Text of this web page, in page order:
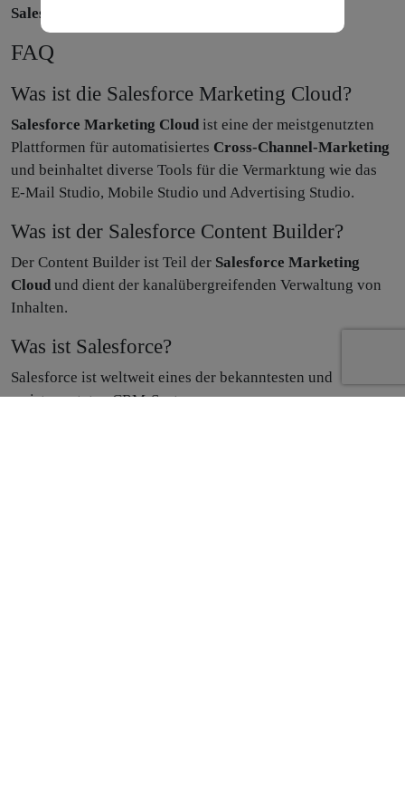
Salesforce Marketing Cloud
FAQ
Was ist die Salesforce Marketing Cloud?
Salesforce Marketing Cloud ist eine der meistgenutzten
Plattformen für automatisiertes Cross-Channel-Marketing
und beinhaltet diverse Tools für die Vermarktung wie das
E-Mail Studio, Mobile Studio und Advertising Studio.
Was ist der Salesforce Content Builder?
Der Content Builder ist Teil der Salesforce Marketing
Cloud und dient der kanalübergreifenden Verwaltung von
Inhalten.
Was ist Salesforce?
Salesforce ist weltweit eines der bekanntesten und
meistgenutzten CRM-Systeme.